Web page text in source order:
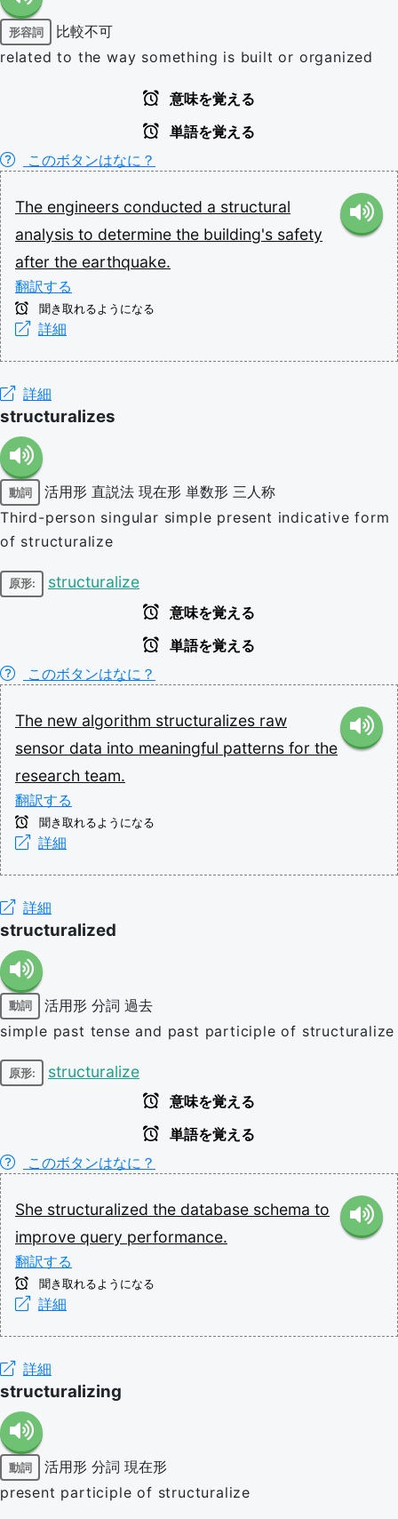
形容詞
比較不可
related to the way something is built or organized
意味を覚える
単語を覚える
このボタンはなに？
The engineers conducted a structural
analysis to determine the building's safety
after the earthquake.
翻訳する
聞き取れるようになる
詳細
詳細
structuralizes
動詞 活用形 直説法 現在形 単数形 三人称
Third-person singular simple present indicative form
of structuralize
原形: structuralize
意味を覚える
単語を覚える
このボタンはなに？
The new algorithm structuralizes raw
sensor data into meaningful patterns for the
research team.
翻訳する
聞き取れるようになる
詳細
詳細
structuralized
動詞 活用形 分詞 過去
simple past tense and past participle of structuralize
原形: structuralize
意味を覚える
単語を覚える
このボタンはなに？
She structuralized the database schema to
improve query performance.
翻訳する
聞き取れるようになる
詳細
詳細
structuralizing
動詞 活用形 分詞 現在形
present participle of structuralize